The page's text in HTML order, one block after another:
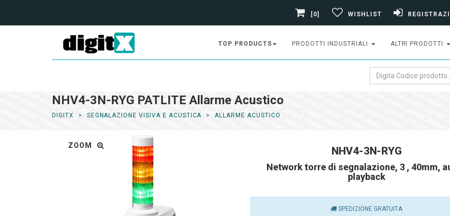
[0] WISHLIST
TOP PRODUCTS PRODOTTI INDUSTRIALI ALTRI PRODOTTI
NHV4-3N-RYG PATLITE Allarme Acustico
DIGITX SEGNALAZIONE VISIVA E ACUSTICA ALLARME ACUSTICO
ZOOM NHV4-3N-RYG
Network torre di segnalazione, 3 , 40mm,
playback
SPEDIZIONE GRATUITA